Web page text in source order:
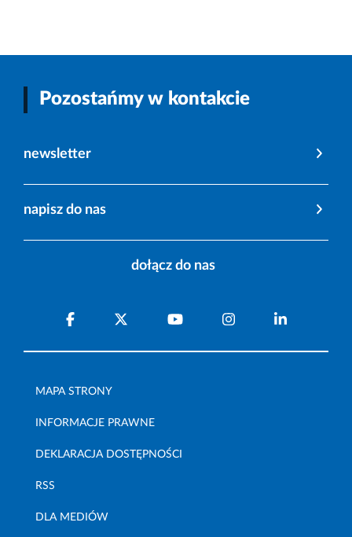
Pozostańmy w kontakcie
newsletter
napisz do nas
dołącz do nas
MAPA STRONY
INFORMACJE PRAWNE
DEKLARACJA DOSTĘPNOŚCI
RSS
DLA MEDIÓW